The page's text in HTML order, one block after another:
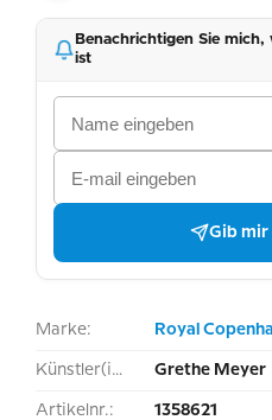
Benachrichtigen Sie
ist
Gib mir
Marke: Royal
Künstler(in): Grethe Meyer
Artikelnr.: 1358621